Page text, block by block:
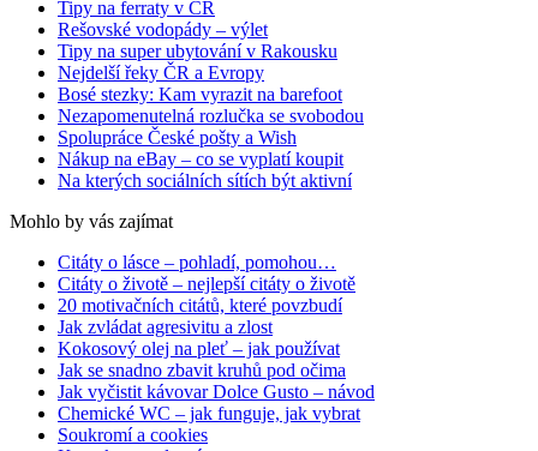
Tipy na ferraty v ČR
Rešovské vodopády – výlet
Tipy na super ubytování v Rakousku
Nejdelší řeky ČR a Evropy
Bosé stezky: Kam vyrazit na barefoot
Nezapomenutelná rozlučka se svobodou
Spolupráce České pošty a Wish
Nákup na eBay – co se vyplatí koupit
Na kterých sociálních sítích být aktivní
Mohlo by vás zajímat
Citáty o lásce – pohladí, pomohou…
Citáty o životě – nejlepší citáty o životě
20 motivačních citátů, které povzbudí
Jak zvládat agresivitu a zlost
Kokosový olej na pleť – jak používat
Jak se snadno zbavit kruhů pod očima
Jak vyčistit kávovar Dolce Gusto – návod
Chemické WC – jak funguje, jak vybrat
Soukromí a cookies